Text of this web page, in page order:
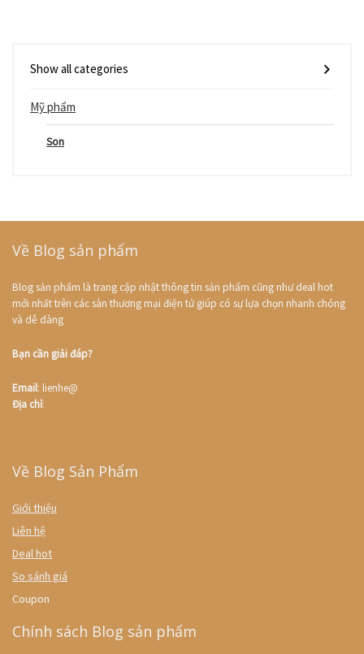
Show all categories
Mỹ phẩm
Son
Về Blog sản phẩm
Blog sản phẩm là trang cập nhật thông tin sản phẩm cũng như deal hot
mới nhất trên các sàn thương mại điện tử giúp có sự lựa chọn nhanh chóng
và dễ dàng
Bạn cần giải đáp?
Email: lienhe@
Địa chỉ:
Về Blog Sản Phẩm
Giới thiệu
Liên hệ
Deal hot
So sánh giá
Coupon
Chính sách Blog sản phẩm